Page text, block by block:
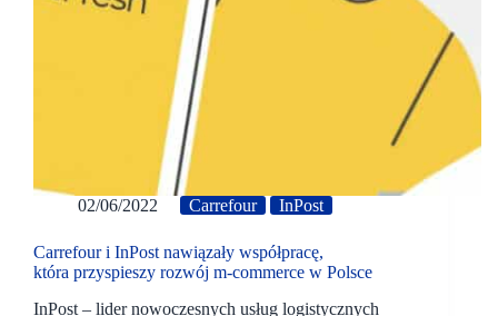
02/06/2022 Carrefour InPost
Carrefour i InPost nawiązały współpracę,
która przyspieszy rozwój m-commerce w Polsce
InPost – lider nowoczesnych usług logistycznych